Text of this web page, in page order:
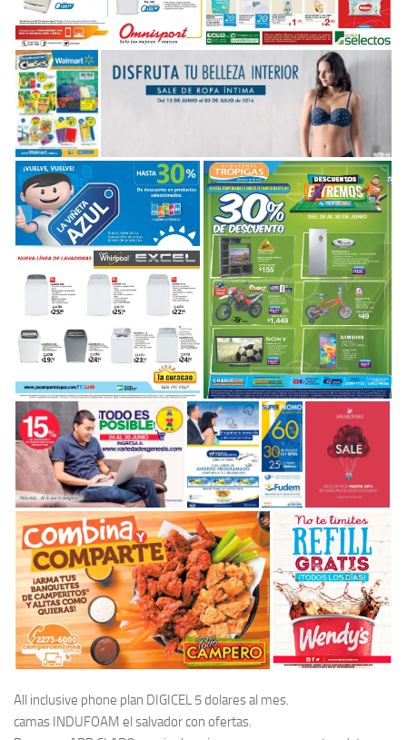
All inclusive phone plan DIGICEL 5 dolares al mes.
camas INDUFOAM el salvador con ofertas.